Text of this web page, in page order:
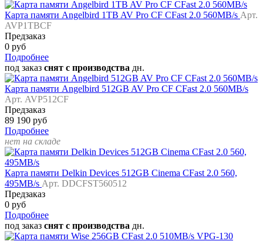
Карта памяти Angelbird 1TB AV Pro CF CFast 2.0 560MB/s Арт.
AVP1TBCF
Предзаказ
0 руб
Подробнее
под заказ снят с производства дн.
Карта памяти Angelbird 512GB AV Pro CF CFast 2.0 560MB/s
Арт. AVP512CF
Предзаказ
89 190 руб
Подробнее
нет на складе
Карта памяти Delkin Devices 512GB Cinema CFast 2.0 560,
495MB/s Арт. DDCFST560512
Предзаказ
0 руб
Подробнее
под заказ снят с производства дн.